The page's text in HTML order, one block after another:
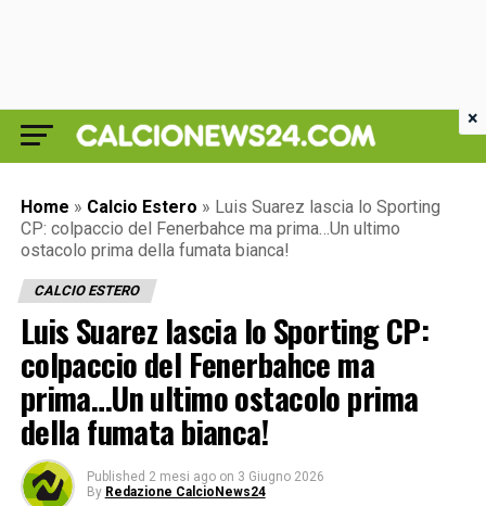
Home » Calcio Estero » Luis Suarez lascia lo Sporting
CP: colpaccio del Fenerbahce ma prima…Un ultimo
ostacolo prima della fumata bianca!
CALCIO ESTERO
Luis Suarez lascia lo Sporting CP:
colpaccio del Fenerbahce ma
prima…Un ultimo ostacolo prima
della fumata bianca!
Published 2 mesi ago on 3 Giugno 2026
By Redazione CalcioNews24
×